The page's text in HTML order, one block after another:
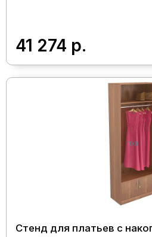
41 274 р.
Стенд для платьев с